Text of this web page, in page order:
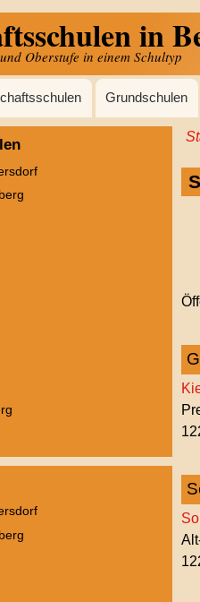
in
Oberstufe in einem Schultyp
Grundschulen